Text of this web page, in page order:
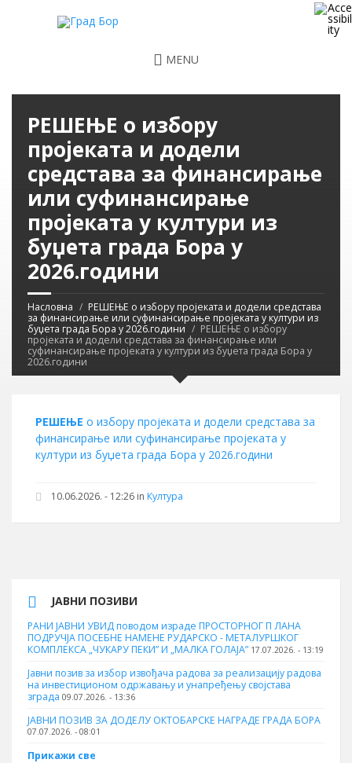
MENU
РЕШЕЊЕ о избору
пројеката и додели
средстава за финансирање
или суфинансирање
пројеката у култури из
буџета града Бора у
2026.години
Насловна
РЕШЕЊЕ о избору пројеката и додели средстава
за финансирање или суфинансирање пројеката у култури из
буџета града Бора у 2026.години
РЕШЕЊЕ о избору
пројеката и додели средстава за финансирање или
суфинансирање пројеката у култури из буџета града Бора у
2026.години
РЕШЕЊЕ о избору пројеката и додели средстава за
финансирање или суфинансирање пројеката у
култури из буџета града Бора у 2026.години
10.06.2026. - 12:26 in Култура
ЈАВНИ ПОЗИВИ
РАНИ ЈАВНИ УВИД поводом израде ПРОСТОРНОГ П ЛАНА
ПОДРУЧЈА ПОСЕБНЕ НАМЕНЕ РУДАРСКО - МЕТАЛУРШКОГ
КОМПЛЕКСА „ЧУКАРУ ПЕКИ” И „МАЛКА ГОЛАЈА” 17.07.2026. - 13:19
Јавни позив за избор извођача радова за реализацију радова
на инвестиционом одржавању и унапређењу својстава
зграда 09.07.2026. - 13:36
ЈАВНИ ПОЗИВ ЗА ДОДЕЛУ ОКТOБАРСКЕ НАГРАДЕ ГРАДА БОРА
07.07.2026. - 08:01
Прикажи све